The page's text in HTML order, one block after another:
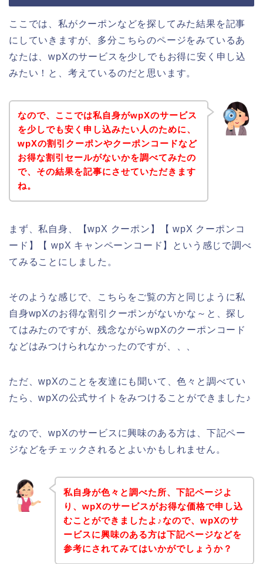
ここでは、私がクーポンなどを探してみた結果を記事
にしていきますが、多分こちらのページをみているあ
なたは、wpXのサービスを少しでもお得に安く申し込
みたい！と、考えているのだと思います。
なので、ここでは私自身がwpXのサービス
を少しでも安く申し込みたい人のために、
wpXの割引クーポンやクーポンコードなど
お得な割引セールがないかを調べてみたの
で、その結果を記事にさせていただきます
ね。
まず、私自身、【wpX クーポン】【 wpX クーポンコ
ード】【 wpX キャンペーンコード】という感じで調べ
てみることにしました。
そのような感じで、こちらをご覧の方と同じように私
自身wpXのお得な割引クーポンがないかな～と、探し
てはみたのですが、残念ながらwpXのクーポンコード
などはみつけられなかったのですが、、、
ただ、wpXのことを友達にも聞いて、色々と調べてい
たら、wpXの公式サイトをみつけることができました♪
なので、wpXのサービスに興味のある方は、下記ペー
ジなどをチェックされるとよいかもしれません。
私自身が色々と調べた所、下記ページよ
り、wpXのサービスがお得な価格で申し込
むことができましたよ♪なので、wpXのサ
ービスに興味のある方は下記ページなどを
参考にされてみてはいかがでしょうか？